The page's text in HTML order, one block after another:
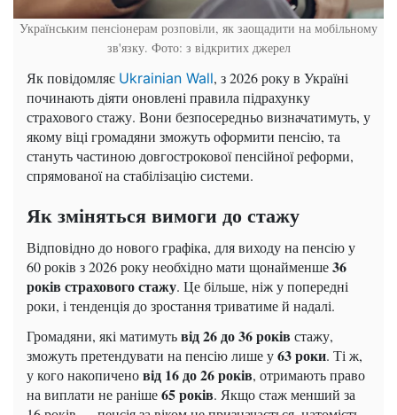
Українським пенсіонерам розповіли, як заощадити на мобільному
зв'язку. Фото: з відкритих джерел
Як повідомляє Ukrainian Wall, з 2026 року в Україні
починають діяти оновлені правила підрахунку
страхового стажу. Вони безпосередньо визначатимуть, у
якому віці громадяни зможуть оформити пенсію, та
стануть частиною довгострокової пенсійної реформи,
спрямованої на стабілізацію системи.
Як зміняться вимоги до стажу
Відповідно до нового графіка, для виходу на пенсію у
60 років з 2026 року необхідно мати щонайменше36
років страхового стажу. Це більше, ніж у попередні
роки, і тенденція до зростання триватиме й надалі.
Громадяни, які матимутьвід 26 до 36 років стажу,
зможуть претендувати на пенсію лише у63 роки. Ті ж,
у кого накопиченовід 16 до 26 років, отримають право
на виплати не раніше65 років. Якщо стаж менший за